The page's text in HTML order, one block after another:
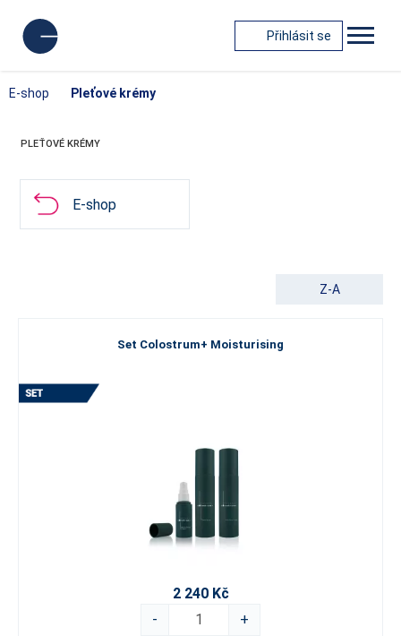
Přihlásit se
E-shop Pleťové krémy
PLEŤOVÉ KRÉMY
E-shop
Z-A
Set Colostrum+ Moisturising
2 240 Kč
-
+